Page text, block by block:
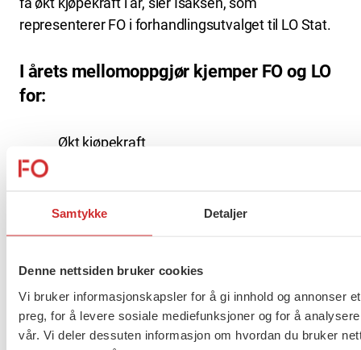
Samtykke Detaljer
Denne nettsiden bruker cookies
Vi bruker informasjonskapsler for å gi innhold og annonser
preg, for å levere sosiale mediefunksjoner og for å
vår. Vi deler dessuten informasjon om hvordan du bruker
representerer FO i forhandlingsutvalget til LO Stat.
I årets mellomoppgjør kjemper FO og LO
for:
Økt kjøpekraft
Hovedkravet om økt kjøpekraft for medlemmene
lønnssatsene i tariffavtalene. I forhandlingene vil
FO også legge vekt på at medlemmene skal ha
uttelling for kompetanse og ansvar.